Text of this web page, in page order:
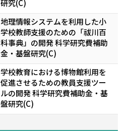
研究(C)
地理情報システムを利用した小
学校教師支援のための「祓川百
科事典」の開発 科学研究費補助
金・基盤研究(C)
学校教育における博物館利用を
促進させるための教員支援ツー
ルの開発 科学研究費補助金・基
盤研究(C)